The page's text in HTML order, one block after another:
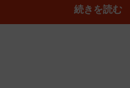
続きを読む